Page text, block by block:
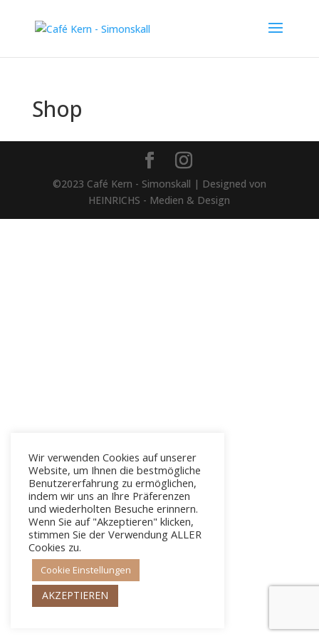
Shop
©2023 Café Kern - Simonskall | Designed von
HEINRICHS - Medien & Design
Wir verwenden Cookies auf unserer
Website, um Ihnen die bestmögliche
Benutzererfahrung zu ermöglichen,
indem wir uns an Ihre Präferenzen
und wiederholten Besuche erinnern.
Wenn Sie auf "Akzeptieren" klicken,
stimmen Sie der Verwendung ALLER
Cookies zu.
Cookie Einstellungen
AKZEPTIEREN